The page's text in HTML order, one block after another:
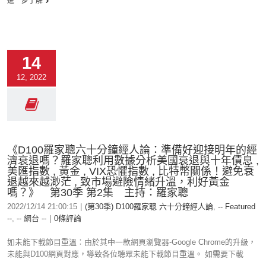
14
12, 2022
《D100羅家聰六十分鐘經人論：準備好迎接明年的經
濟衰退嗎？羅家聰利用數據分析美國衰退與十年債息 ,
美匯指數 , 黃金 , VIX恐懼指數 , 比特幣關係！避免衰
退越來越渺茫 , 致市場避險情緒升溫，利好黃金
嗎？》 第30季 第2集 主持：羅家聰
2022/12/14 21:00:15 (第30季) D100羅家聰 六十分鐘經人論, -- Featured
--, -- 網台 -- 0條評論
如未能下載節目重溫︰由於其中一款網頁瀏覽器-Google Chrome的升級，
未能與D100網頁對應，導致各位聽眾未能下載節目重溫。 如需要下載